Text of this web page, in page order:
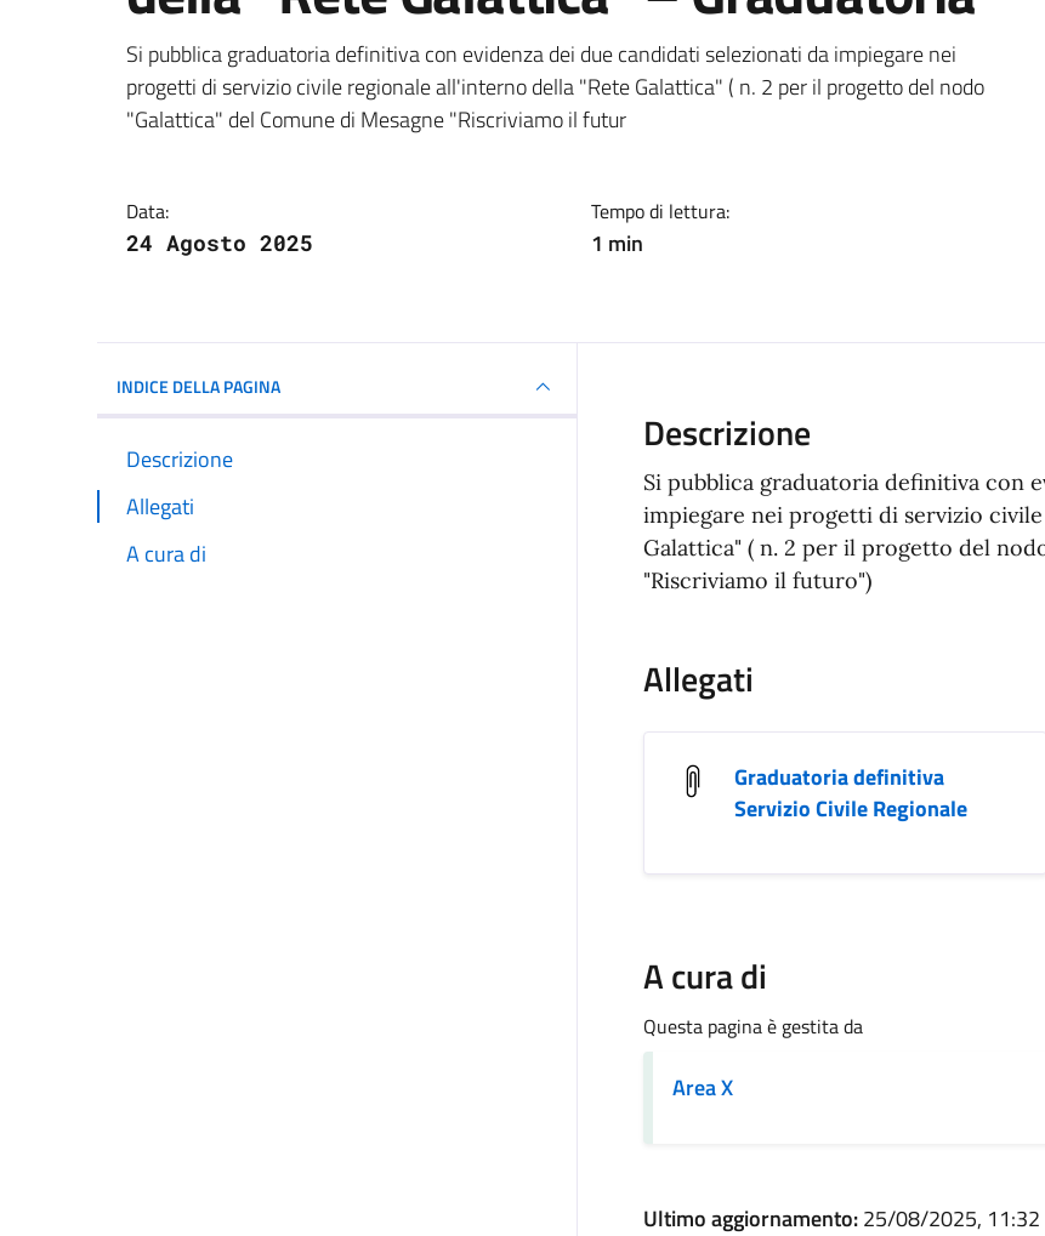
Dettagli della notizia
Si pubblica graduatoria definitiva con evidenza dei due candidati selezionati da impiegare nei
progetti di servizio civile regionale all'interno della "Rete Galattica" ( n. 2 per il progetto del nodo
"Galattica" del Comune di Mesagne "Riscriviamo il futur
Data:
24 Agosto 2025
Tempo di lettura:
1 min
INDICE DELLA PAGINA
Descrizione
Allegati
A cura di
Descrizione
Si pubblica graduatoria definitiva con
impiegare nei progetti di servizio
Galattica" ( n. 2 per il progetto del
"Riscriviamo il futuro")
Allegati
Graduatoria definitiva
Servizio Civile Regionale
A cura di
Questa pagina è gestita da
Area X
Ultimo aggiornamento:25/08/2025, 11:32